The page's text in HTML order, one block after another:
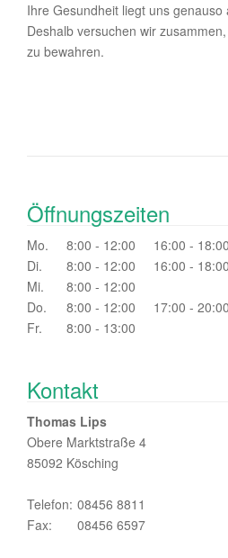
Ihre Gesundheit liegt uns
Deshalb versuchen wir
zu bewahren.
Öffnungszeiten
Mo. 8:00 - 12:00
16:00 - 18:00
Di.
8:00 - 12:00
16:00 - 18:00
Mi.
8:00 - 12:00
Do.
8:00 - 12:00
17:00 - 20:00
Fr.
8:00 - 13:00
Kontakt
Thomas Lips
Obere Marktstraße 4
85092 Kösching
Telefon: 08456 8811
Fax:
08456 6597